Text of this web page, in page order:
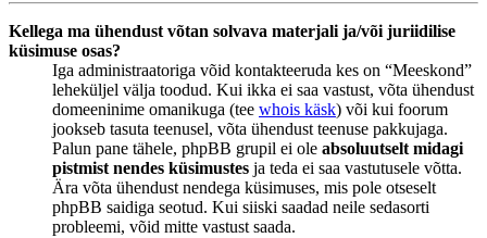
Kellega ma ühendust võtan solvava materjali ja/või juriidilise
küsimuse osas?
Iga administraatoriga võid kontakteeruda kes on “Meeskond”
leheküljel välja toodud. Kui ikka ei saa vastust, võta ühendust
domeeninime omanikuga (tee whois käsk) või kui foorum
jookseb tasuta teenusel, võta ühendust teenuse pakkujaga.
Palun pane tähele, phpBB grupil ei ole absoluutselt midagi
pistmist nendes küsimustes ja teda ei saa vastutusele võtta.
Ära võta ühendust nendega küsimuses, mis pole otseselt
phpBB saidiga seotud. Kui siiski saadad neile sedasorti
probleemi, võid mitte vastust saada.